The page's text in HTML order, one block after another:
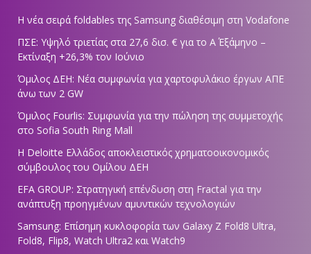
Η νέα σειρά foldables της Samsung διαθέσιμη στη Vodafone
ΠΣΕ: Υψηλό τριετίας στα 27,6 δισ. € για το Α΄ Εξάμηνο –
Εκτίναξη +26,3% τον Ιούνιο
Όμιλος ΔΕΗ: Νέα συμφωνία για χαρτοφυλάκιο έργων ΑΠΕ
άνω των 2 GW
Όμιλος Fourlis: Συμφωνία για την πώληση της συμμετοχής
στο Sofia South Ring Mall
Η Deloitte Ελλάδος αποκλειστικός χρηματοοικονομικός
σύμβουλος του Ομίλου ΔΕΗ
EFA GROUP: Στρατηγική επένδυση στη Fractal για την
ανάπτυξη προηγμένων αμυντικών τεχνολογιών
Samsung: Επίσημη κυκλοφορία των Galaxy Z Fold8 Ultra,
Fold8, Flip8, Watch Ultra2 και Watch9